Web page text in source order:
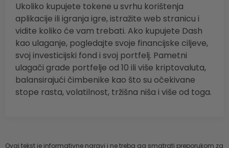
Ukoliko kupujete tokene u svrhu korištenja
aplikacije ili igranja igre, istražite web stranicu i
vidite koliko će vam trebati. Ako kupujete Dash
kao ulaganje, pogledajte svoje financijske ciljeve,
svoj investicijski fond i svoj portfelj. Pametni
ulagači grade portfelje od 10 ili više kriptovaluta,
balansirajući čimbenike kao što su očekivane
stope rasta, volatilnost, tržišna niša i više od toga.
Ovaj tekst je informativne naravi i ne treba ga smatrati preporukom za